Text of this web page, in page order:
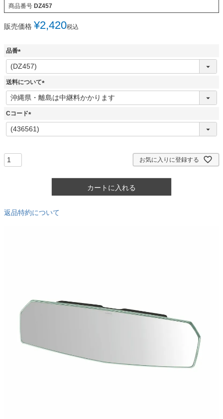
商品番号 DZ457
販売価格 ¥2,420税込
品番
(
必
須
送料について
(
必
Cコード
(
必
お気に入りに登録する
カートに入れる
返品特約について